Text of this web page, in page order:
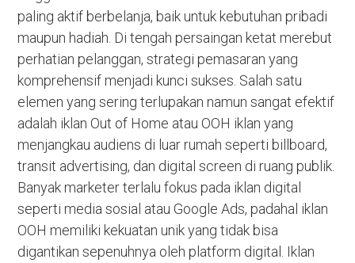
paling aktif berbelanja, baik untuk kebutuhan pribadi
maupun hadiah. Di tengah persaingan ketat merebut
perhatian pelanggan, strategi pemasaran yang
komprehensif menjadi kunci sukses. Salah satu
elemen yang sering terlupakan namun sangat efektif
adalah iklan Out of Home atau OOH iklan yang
menjangkau audiens di luar rumah seperti billboard,
transit advertising, dan digital screen di ruang publik.
Banyak marketer terlalu fokus pada iklan digital
seperti media sosial atau Google Ads, padahal iklan
OOH memiliki kekuatan unik yang tidak bisa
digantikan sepenuhnya oleh platform digital. Iklan